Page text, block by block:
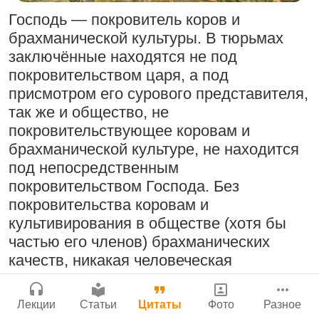
Бог, наука и атеизм, часть 2: Хвала
слушателям!
9:25 |17 июля 2024
Атланта, Джорджия, США
Поклоняться Бхактивиноду Тхакуру,
исполняя его бхаджаны
1:14:02
2008|Бойсе, Айдахо, США
Радхарани — глава департамента
служений
1:05:35 | 7 сентября 2008|
Мы теряем нормальную жизнь и слава
Богу!
29 июля 2026|Васух
Вишну-сахасра-нама
Богатство, которое не спрятать в
сундук
28 июля 2026|Васух
Вишну-сахасра-нама
Где живет Верховная Личность Бога?
Каков адрес Вишну?
Господь — покровитель коров и
брахманической культуры. В тюрьмах
заключённые находятся не под
покровительством царя, а под
присмотром его сурового представителя,
так же и общество, не
покровительствующее коровам и
брахманической культуре, не находится
под непосредственным
покровительством Господа. Без
покровительства коровам и
культивирования в обществе (хотя бы
частью его членов) брахманических
качеств, никакая человеческая
цивилизация не может процветать.
Благодаря брахманической культуре,
Джанмаштами в Тбилиси 2025
Сайт
Войти|Регистрация|История версий
Инструкция
Лекции Статьи Цитаты Фото Разное